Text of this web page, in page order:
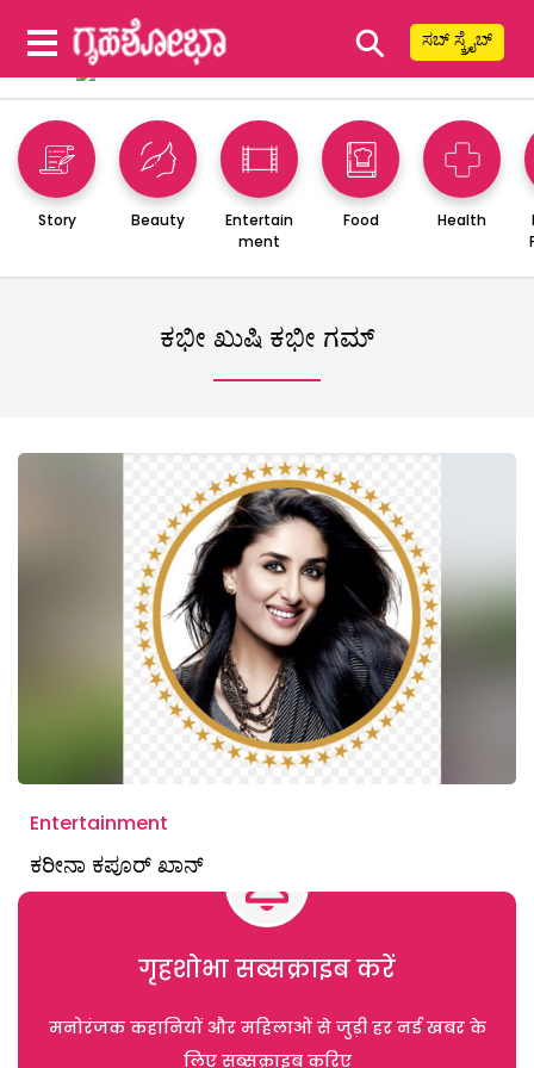
⚲ ಸಬ್ ಸ್ಕ್ರೈಬ್
Story Beauty
Entertain
ment
Food Health
ಕಭೀ ಖುಷಿ ಕಭೀ ಗಮ್
Entertainment
ಕರೀನಾ ಕಪೂರ್‌ ಖಾನ್‌
गृहशोभा सब्सक्राइब करें
मनोरंजक कहानियों और महिलाओं से जुड़ी हर नई खबर के
लिए सब्सक्राइब करिए